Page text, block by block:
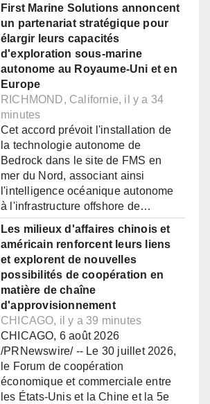
First Marine Solutions annoncent
un partenariat stratégique pour
élargir leurs capacités
d'exploration sous-marine
autonome au Royaume-Uni et en
Europe
RICHMOND, Californie, il y a 34
minutes
Cet accord prévoit l'installation de
la technologie autonome de
Bedrock dans le site de FMS en
mer du Nord, associant ainsi
l'intelligence océanique autonome
à l'infrastructure offshore de…
Les milieux d'affaires chinois et
américain renforcent leurs liens
et explorent de nouvelles
possibilités de coopération en
matière de chaîne
d'approvisionnement
CHICAGO, il y a 39 minutes
CHICAGO, 6 août 2026
/PRNewswire/ -- Le 30 juillet 2026,
le Forum de coopération
économique et commerciale entre
les États-Unis et la Chine et la 5e